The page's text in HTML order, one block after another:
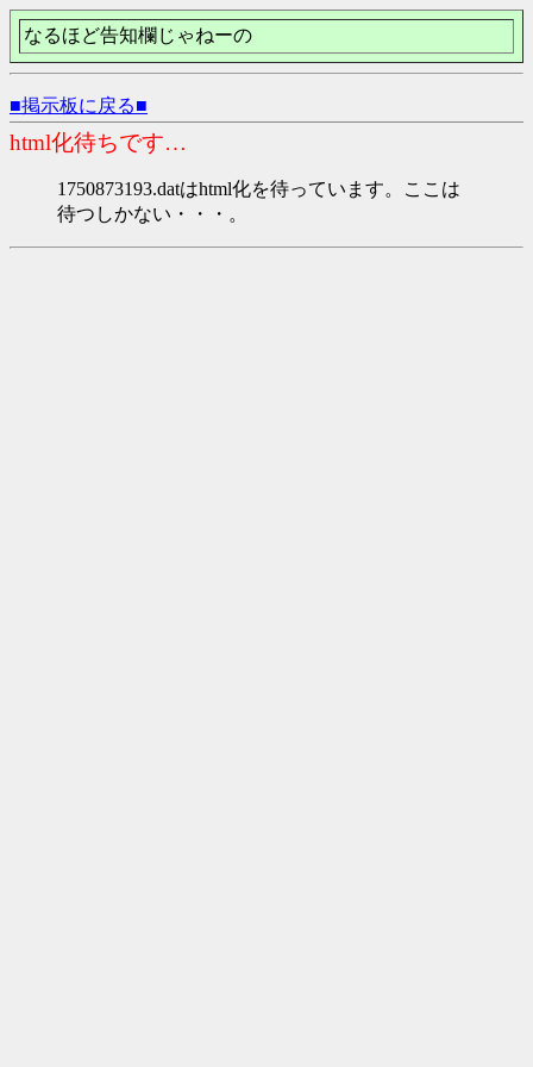
なるほど告知欄じゃねーの
■掲示板に戻る■
html化待ちです…
1750873193.datはhtml化を待っています。ここは
待つしかない・・・。